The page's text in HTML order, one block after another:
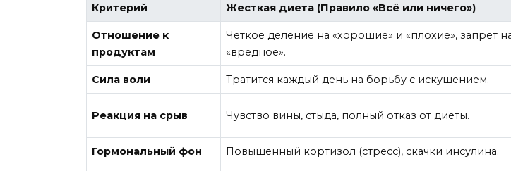
Критерий Жесткая диета (Правило «Всё или ничего»)
Отношение к
продуктам
Четкое деление на «хорошие» и «плохие», запрет
«вредное».
Сила воли Тратится каждый день на борьбу с искушением.
Реакция на срыв Чувство вины, стыда, полный отказ от диеты.
Гормональный фон Повышенный кортизол (стресс), скачки инсулина.